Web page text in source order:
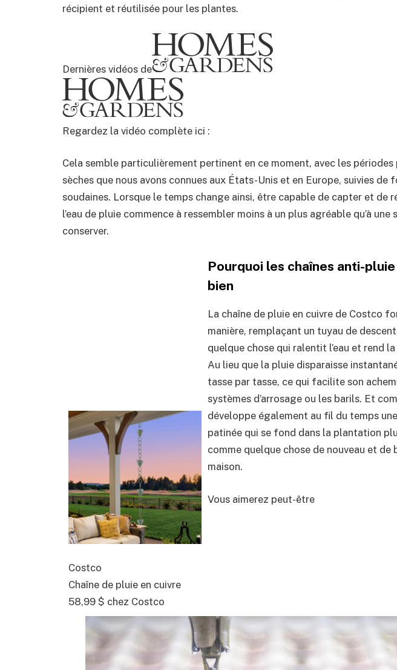
récipient et réutilisée pour les plantes.
Dernières vidéos de
Regardez la vidéo complète ici :
Cela semble particulièrement pertinent en ce moment, avec les
sèches que nous avons connues aux États-Unis et en Europe, suivies de
soudaines. Lorsque le temps change ainsi, être capable de capter et de
l’eau de pluie commence à ressembler moins à un plus agréable qu’à une
conserver.
Costco
Chaîne de pluie en cuivre
58,99 $ chez Costco
Pourquoi les chaînes anti-
bien
La chaîne de pluie en cuivre de Costco
manière, remplaçant un tuyau de
quelque chose qui ralentit l’eau et rend
Au lieu que la pluie disparaisse
tasse par tasse, ce qui facilite son
systèmes d’arrosage ou les barils. Et
développe également au fil du temps
patinée qui se fond dans la plantation
comme quelque chose de nouveau et
maison.
Vous aimerez peut-être